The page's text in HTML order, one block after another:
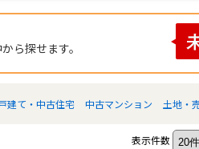
ら探せます。
建て・中古住宅 中古マンション 土地・
表示件数